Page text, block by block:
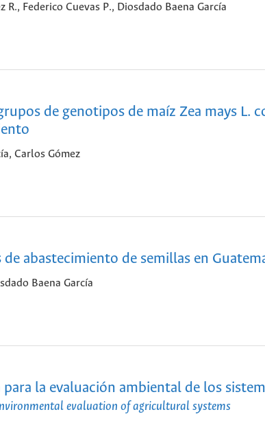
Federico Cuevas P., Diosdado Baena García
de genotipos de maíz Zea mays L.
Carlos Gómez
abastecimiento de semillas en
Baena García
la evaluación ambiental de los
evaluation of agricultural systems